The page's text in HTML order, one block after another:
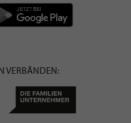
VERBÄNDEN: